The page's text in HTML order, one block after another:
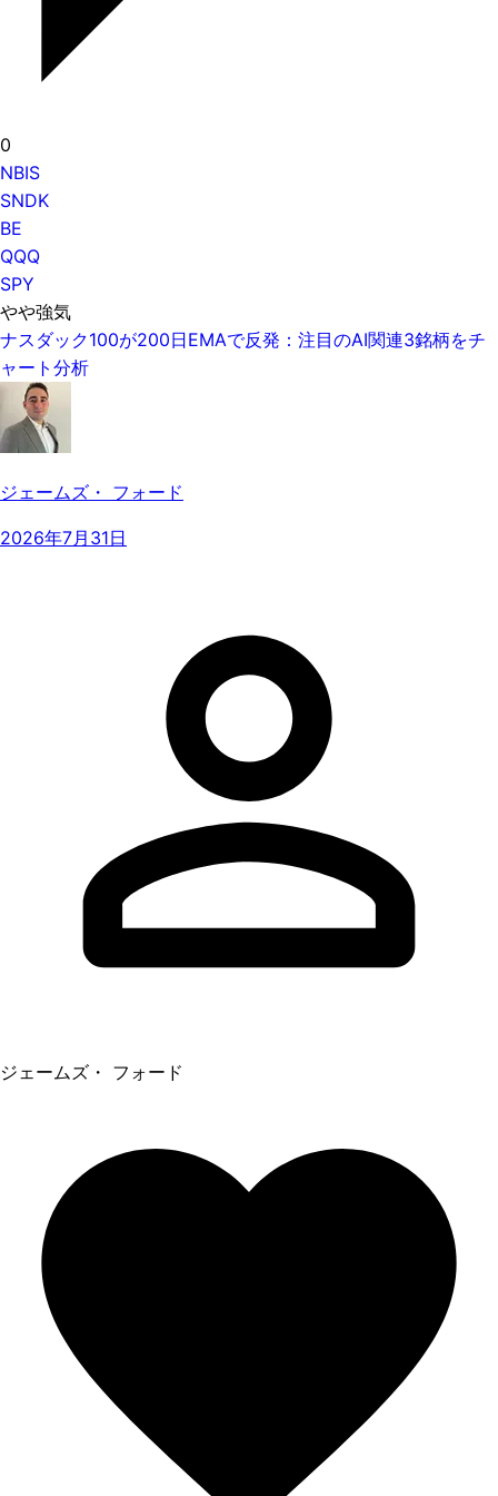
0
NBIS
SNDK
BE
QQQ
SPY
やや強気
ナスダック100が200日EMAで反発：注目のAI関連3銘柄をチ
ャート分析
ジェームズ・ フォード
2026年7月31日
ジェームズ・ フォード